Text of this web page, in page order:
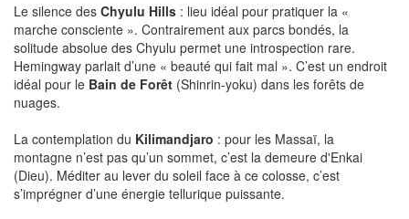
Le silence des Chyulu Hills : lieu idéal pour pratiquer la «
marche consciente ». Contrairement aux parcs bondés, la
solitude absolue des Chyulu permet une introspection rare.
Hemingway parlait d’une « beauté qui fait mal ». C’est un endroit
idéal pour le Bain de Forêt (Shinrin-yoku) dans les forêts de
nuages.
La contemplation du Kilimandjaro : pour les Massaï, la
montagne n’est pas qu’un sommet, c’est la demeure d'Enkai
(Dieu). Méditer au lever du soleil face à ce colosse, c’est
s’imprégner d’une énergie tellurique puissante.